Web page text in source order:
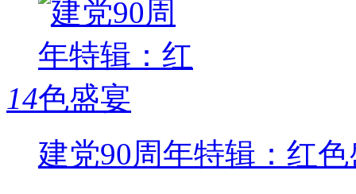
14
建党90周年特辑：红